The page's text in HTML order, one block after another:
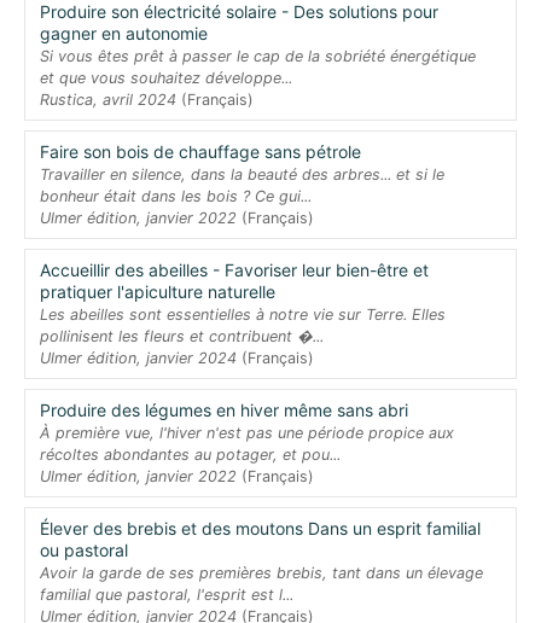
Produire son électricité solaire - Des solutions pour
gagner en autonomie
Si vous êtes prêt à passer le cap de la sobriété énergétique
et que vous souhaitez développe...
Rustica, avril 2024 (Français)
Faire son bois de chauffage sans pétrole
Travailler en silence, dans la beauté des arbres... et si le
bonheur était dans les bois ? Ce gui...
Ulmer édition, janvier 2022 (Français)
Accueillir des abeilles - Favoriser leur bien-être et
pratiquer l'apiculture naturelle
Les abeilles sont essentielles à notre vie sur Terre. Elles
pollinisent les fleurs et contribuent �...
Ulmer édition, janvier 2024 (Français)
Produire des légumes en hiver même sans abri
À première vue, l'hiver n'est pas une période propice aux
récoltes abondantes au potager, et pou...
Ulmer édition, janvier 2022 (Français)
Élever des brebis et des moutons Dans un esprit familial
ou pastoral
Avoir la garde de ses premières brebis, tant dans un élevage
familial que pastoral, l'esprit est l...
Ulmer édition, janvier 2024 (Français)